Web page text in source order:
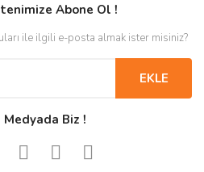
Abone Ol !
ile ilgili e-posta almak ister misiniz?
EKLE
Biz !